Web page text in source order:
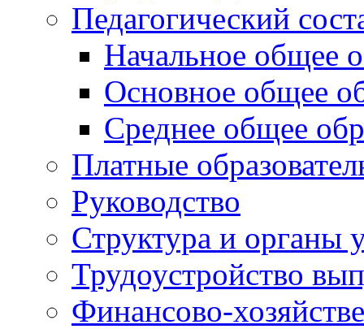
Педагогический
Начальное общее
Основное общее
Среднее общее
Платные
Руководство
Структура и органы
Трудоустройство
Финансово-